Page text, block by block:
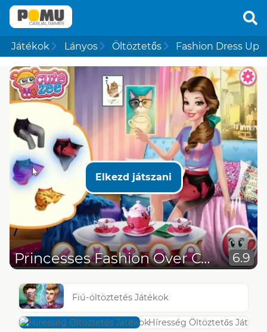
Játékok Lányos Öltöztetős Fashion Dress Up
Elkezd játszani
Princesses Fashion Over Coffee 6.9
Fiú-öltöztetés Játékok
Híresség Öltöztetős